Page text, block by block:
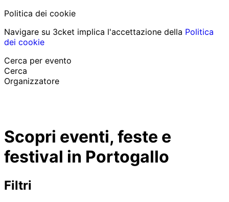
Politica dei cookie
Navigare su 3cket implica l'accettazione della Politica
dei cookie
Cerca per evento
Cerca
Organizzatore
Aiuto per il partecipanteHo perso il mio biglietto
Login Promuovi evento
Scopri eventi, feste e
festival in Portogallo
Filtri